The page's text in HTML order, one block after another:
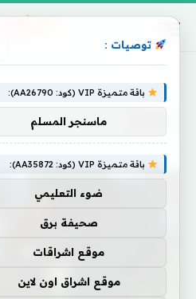
توصيات :
باقة متميزة VIP (كود: AA26790):
ماسنجر المسلم
باقة متميزة VIP (كود: AA35872):
ضوء التعليمي
صحيفة برق
موقع اشراقات
موقع اشراق اون لاين